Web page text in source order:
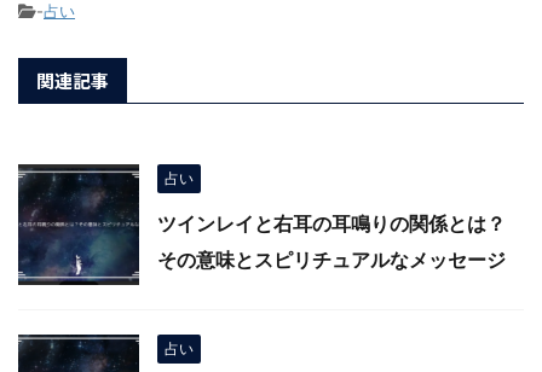
-占い
関連記事
占い
ツインレイと右耳の耳鳴りの関係とは？
その意味とスピリチュアルなメッセージ
占い